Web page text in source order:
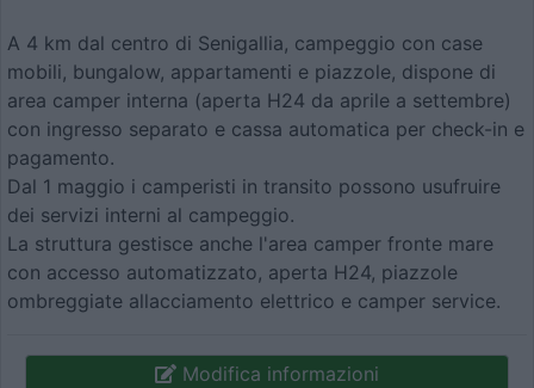
A 4 km dal centro di Senigallia, campeggio con case
mobili, bungalow, appartamenti e piazzole, dispone di
area camper interna (aperta H24 da aprile a settembre)
con ingresso separato e cassa automatica per check-in e
pagamento.
Dal 1 maggio i camperisti in transito possono usufruire
dei servizi interni al campeggio.
La struttura gestisce anche l'area camper fronte mare
con accesso automatizzato, aperta H24, piazzole
ombreggiate allacciamento elettrico e camper service.
Modifica informazioni